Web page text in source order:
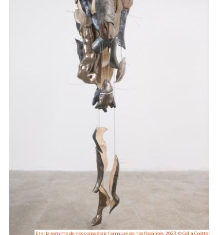
Et si la somme de nos corps était l’armure de nos fragilités, 2023, © Célia Coëtte